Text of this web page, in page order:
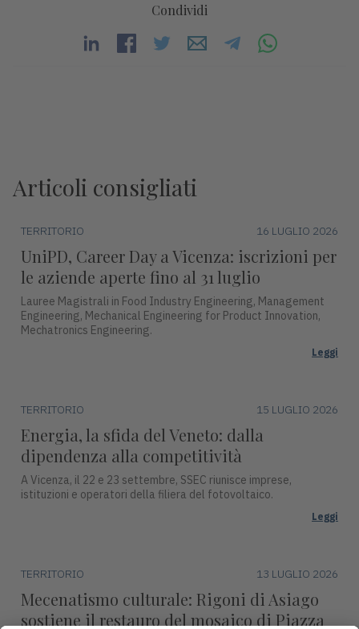
Condividi
Articoli consigliati
TERRITORIO 16 LUGLIO 2026
UniPD, Career Day a Vicenza: iscrizioni per
le aziende aperte fino al 31 luglio
Lauree Magistrali in Food Industry Engineering, Management
Engineering, Mechanical Engineering for Product Innovation,
Mechatronics Engineering.
Leggi
TERRITORIO 15 LUGLIO 2026
Energia, la sfida del Veneto: dalla
dipendenza alla competitività
A Vicenza, il 22 e 23 settembre, SSEC riunisce imprese,
istituzioni e operatori della filiera del fotovoltaico.
Leggi
TERRITORIO 13 LUGLIO 2026
Mecenatismo culturale: Rigoni di Asiago
sostiene il restauro del mosaico di Piazza